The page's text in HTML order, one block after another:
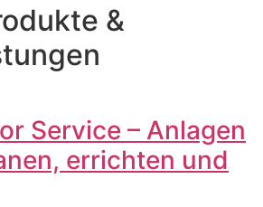
&
Service – Anlagen
errichten und